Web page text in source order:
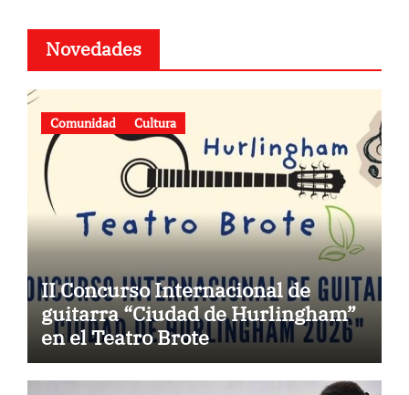
Novedades
Comunidad Cultura
II Concurso Internacional de
guitarra “Ciudad de Hurlingham”
en el Teatro Brote